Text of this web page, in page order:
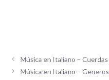
Música en Italiano – Cuerdas
Música en Italiano – Generos